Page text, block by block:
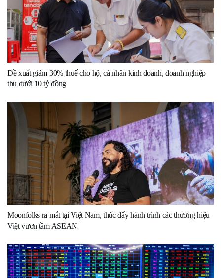
Đề xuất giảm 30% thuế cho hộ, cá nhân kinh doanh, doanh nghiệp
thu dưới 10 tỷ đồng
Moonfolks ra mắt tại Việt Nam, thúc đẩy hành trình các thương hiệu
Việt vươn tầm ASEAN